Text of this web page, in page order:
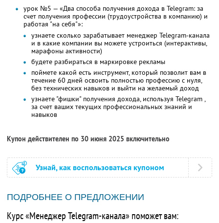
урок №5 — «Два способа получения дохода в Telegram: за
счет получения профессии (трудоустройства в компанию) и
работая "на себя"»:
узнаете сколько зарабатывает менеджер Telegram-канала
и в какие компании вы можете устроиться (интерактивы,
марафоны активности)
будете разбираться в маркировке рекламы
поймете какой есть инструмент, который позволит вам в
течение 60 дней освоить полностью профессию с нуля,
без технических навыков и выйти на желаемый доход
узнаете "фишки" получения дохода, используя Telegram ,
за счет ваших текущих профессиональных знаний и
навыков
Купон действителен по 30 июня 2025 включительно
Узнай, как воспользоваться купоном
ПОДРОБНЕЕ О ПРЕДЛОЖЕНИИ
Курс «Менеджер Telegram-канала» поможет вам: